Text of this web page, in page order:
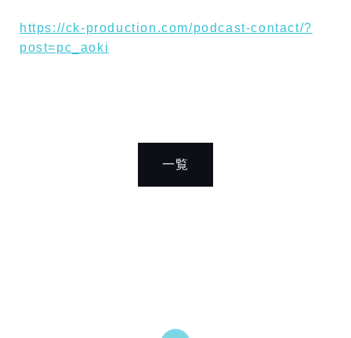
https://ck-production.com/podcast-contact/?
post=pc_aoki
一覧